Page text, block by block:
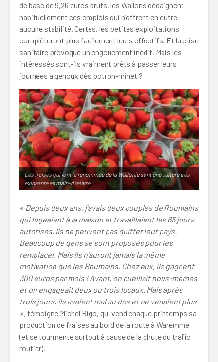
de base de 9,26 euros bruts, les Wallons dédaignent
habituellement ces emplois qui n’offrent en outre
aucune stabilité. Certes, les petites exploitations
complèteront plus facilement leurs effectifs. Et la crise
sanitaire provoque un engouement inédit. Mais les
intéressés sont-ils vraiment prêts à passer leurs
journées à genoux dès potron-minet ?
Les fraises qui font la renommée de la Wallonie sont une culture très
exigeante en main-d’œuvre.
« Depuis deux ans, j’avais deux couples de Roumains
qui logeaient à la maison et travaillaient les 65 jours
autorisés. Ils ne peuvent pas quitter leur pays.
Beaucoup de gens se sont proposés pour les
remplacer. Mais ils n’auront jamais la même
motivation que les Roumains. Chez eux, ils gagnent
300 euros par mois ! Avant, on cueillait nous-mêmes
et on engageait deux ou trois locaux. Mais après
trois jours, ils avaient mal au dos et ne venaient plus
»,témoigne Michel Rigo, qui vend chaque printemps sa
production de fraises au bord de la route à Waremme
(et se tourmente surtout à cause de la chute du trafic
routier).